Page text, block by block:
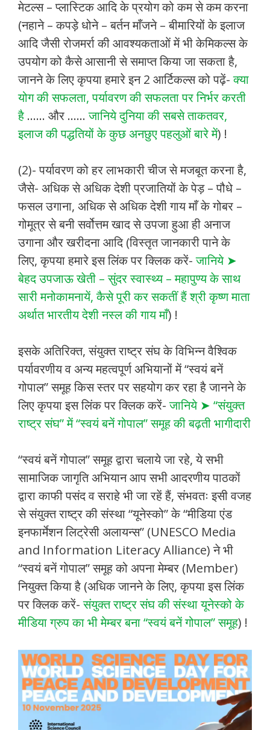
मेटल्स – प्लास्टिक आदि के प्रयोग को कम से कम करना
(नहाने – कपड़े धोने – बर्तन माँजने – बीमारियों के इलाज
आदि जैसी रोजमर्रा की आवश्यकताओं में भी केमिकल्स के
उपयोग को कैसे आसानी से समाप्त किया जा सकता है,
जानने के लिए कृपया हमारे इन 2 आर्टिकल्स को पढ़ें-क्या
योग की सफलता, पर्यावरण की सफलता पर निर्भर करती
है …… और ……जानिये दुनिया की सबसे ताकतवर,
इलाज की पद्धतियों के कुछ अनछुए पहलुओं बारे में) !
(2)- पर्यावरण को हर लाभकारी चीज से मजबूत करना है,
जैसे- अधिक से अधिक देशी प्रजातियों के पेड़ – पौधे –
फसल उगाना, अधिक से अधिक देशी गाय माँ के गोबर –
गोमूत्र से बनी सर्वोत्तम खाद से उपजा हुआ ही अनाज
उगाना और खरीदना आदि (विस्तृत जानकारी पाने के
लिए, कृपया हमारे इस लिंक पर क्लिक करें-जानिये ➤
बेहद उपजाऊ खेती – सुंदर स्वास्थ्य – महापुण्य के साथ
सारी मनोकामनायें, कैसे पूरी कर सकतीं हैं श्री कृष्ण माता
अर्थात भारतीय देशी नस्ल की गाय माँ) !
इसके अतिरिक्त, संयुक्त राष्ट्र संघ के विभिन्न वैश्विक
पर्यावरणीय व अन्य महत्वपूर्ण अभियानों में “स्वयं बनें
गोपाल” समूह किस स्तर पर सहयोग कर रहा है जानने के
लिए कृपया इस लिंक पर क्लिक करें-जानिये ➤ “संयुक्त
राष्ट्र संघ” में “स्वयं बनें गोपाल” समूह की बढ़ती भागीदारी
“स्वयं बनें गोपाल” समूह द्वारा चलाये जा रहे, ये सभी
सामाजिक जागृति अभियान आप सभी आदरणीय पाठकों
द्वारा काफी पसंद व सराहे भी जा रहें हैं, संभवतः इसी वजह
से संयुक्त राष्ट्र की संस्था “यूनेस्को” के “मीडिया एंड
इनफार्मेशन लिट्रेसी अलायन्स” (UNESCO Media
and Information Literacy Alliance) ने भी
“स्वयं बनें गोपाल” समूह को अपना मेम्बर (Member)
नियुक्त किया है (अधिक जानने के लिए, कृपया इस लिंक
पर क्लिक करें-संयुक्त राष्ट्र संघ की संस्था यूनेस्को के
मीडिया ग्रुप का भी मेम्बर बना “स्वयं बनें गोपाल” समूह) !